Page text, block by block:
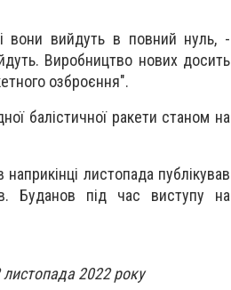
вони вийдуть в повний нуль, -
Виробництво нових досить
озброєння".
балістичної ракети станом на
листопада публікував
Буданов під час виступу на
листопада 2022 року